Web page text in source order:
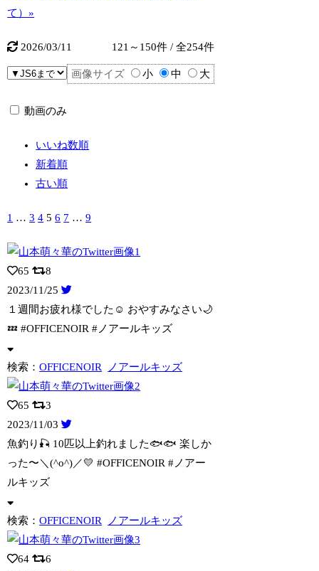
て）»
2026/03/11 121～150件 / 全254件
画像サイズ 小 中 大
動画のみ
いいね数順
新着順
古い順
1 … 3 4 5 6 7 … 9
65
8
2023/11/25
１週間お疲れ様でした☺️ おやすみなさい🌙
💤 #OFFICENOIR #ノアールキッズ
検索：OFFICENOIR ノアールキッズ
65
3
2023/11/03
魚釣り🎣 10匹以上釣れました🐟🐟 楽しか
った〜＼(^o^)／💛 #OFFICENOIR #ノアー
ルキッズ
検索：OFFICENOIR ノアールキッズ
64
6